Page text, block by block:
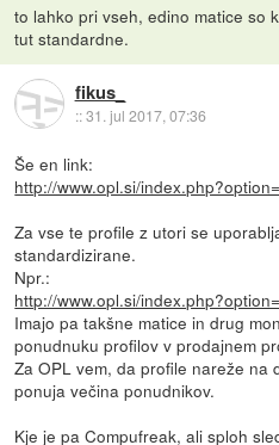
to lahko pri vseh, edino matice so
tut standardne.
fikus_
::31. jul 2017, 07:36
Še en link:
http://www.opl.si/
Za vse te profile z utori se
standardizirane.
Npr.:
http://www.opl.si/
Imajo pa takšne matice in drug
ponudnuku profilov v prodajnem
Za OPL vem, da profile nareže na
ponuja večina ponudnikov.
Kje je pa Compufreak, ali sploh